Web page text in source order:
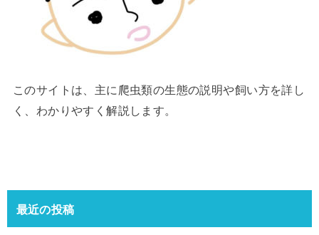
このサイトは、主に爬虫類の生態の説明や飼い方を詳し
く、わかりやすく解説します。
最近の投稿